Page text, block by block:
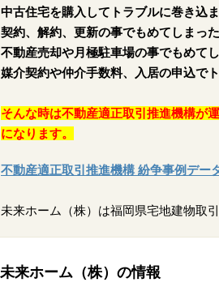
中古住宅を購入してトラブルに巻き込ま
契約、解約、更新の事でもめてしまった
不動産売却や月極駐車場の事でもめてし
媒介契約や仲介手数料、入居の申込で
そんな時は不動産適正取引推進機構が
になります。
不動産適正取引推進機構 紛争事例デー
未来ホーム（株）は福岡県宅地建物取
未来ホーム（株）の情報